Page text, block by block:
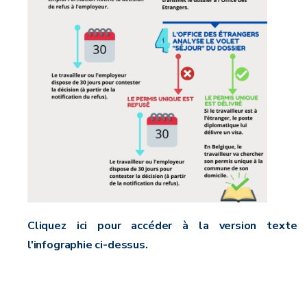
Cliquez ici pour accéder à la version texte
l'infographie ci-dessus.